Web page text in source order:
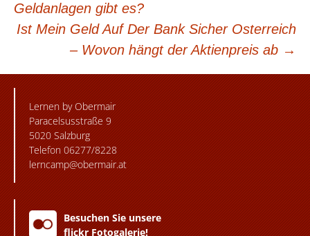
Geldanlagen gibt es?
Ist Mein Geld Auf Der Bank Sicher Osterreich
– Wovon hängt der Aktienpreis ab →
Lernen by Obermair
Paracelsusstraße 9
5020 Salzburg
Telefon 06277/8228
lerncamp@obermair.at
Besuchen Sie unsere
flickr Fotogalerie!